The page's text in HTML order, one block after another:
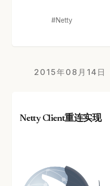
Netty
2015年08月14日
Netty Client重连实现